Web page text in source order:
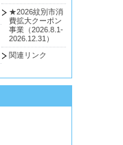
★2026紋別市消
費拡大クーポン
事業（2026.8.1-
2026.12.31）
関連リンク